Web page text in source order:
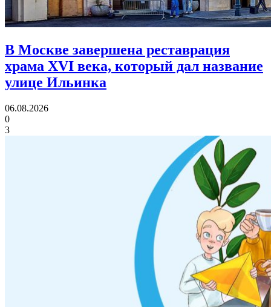
В Москве завершена реставрация
храма XVI века, который дал название
улице Ильинка
06.08.2026
0
3